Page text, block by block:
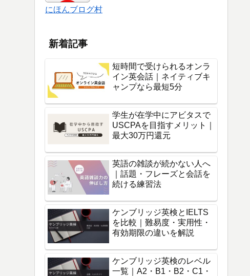
にほんブログ村
新着記事
短時間で受けられるオンラ
イン英会話｜ネイティブキ
ャンプなら最短5分
学生が在学中にアビタスで
USCPAを目指すメリット｜
最大30万円還元
英語の雑談が続かない人へ
｜話題・フレーズと会話を
続ける練習法
ケンブリッジ英検とIELTS
を比較｜難易度・実用性・
有効期限の違いを解説
ケンブリッジ英検のレベル
一覧｜A2・B1・B2・C1・